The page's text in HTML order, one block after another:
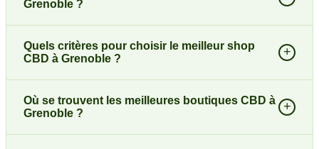
Grenoble ?
Quels critères pour choisir le meilleur shop
CBD à Grenoble ?
+
Où se trouvent les meilleures boutiques CBD à
Grenoble ?
+